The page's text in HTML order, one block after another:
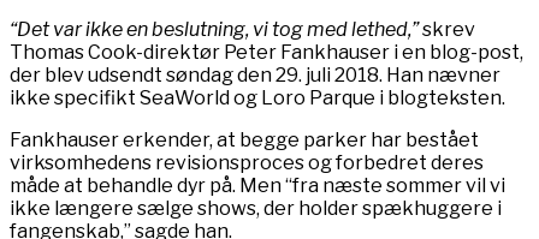
“Det var ikke en beslutning, vi tog med lethed,”skrev
Thomas Cook-direktør Peter Fankhauser i en blog-post,
der blev udsendt søndag den 29. juli 2018. Han nævner
ikke specifikt SeaWorld og Loro Parque i blogteksten.
Fankhauser erkender, at begge parker har bestået
virksomhedens revisionsproces og forbedret deres
måde at behandle dyr på. Men “fra næste sommer vil vi
ikke længere sælge shows, der holder spækhuggere i
fangenskab,” sagde han.